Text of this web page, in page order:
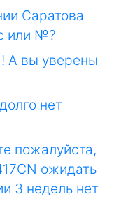
Саратова
или №?
А вы уверены
нет
пожалуйста,
ожидать
3 недель нет